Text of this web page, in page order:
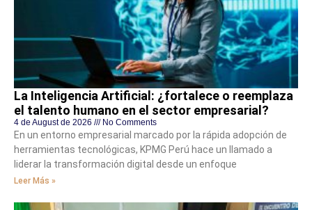
La Inteligencia Artificial: ¿fortalece o reemplaza
el talento humano en el sector empresarial?
4 de August de 2026 No Comments
En un entorno empresarial marcado por la rápida adopción de
herramientas tecnológicas, KPMG Perú hace un llamado a
liderar la transformación digital desde un enfoque
Leer Más »